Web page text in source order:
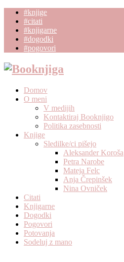
#knjige
#citati
#knjigarne
#dogodki
#pogovori
Domov
O meni
V medijih
Kontaktiraj Booknjigo
Politika zasebnosti
Knjige
Sledilke/ci pišejo
Aleksander Koroša
Petra Narobe
Mateja Felc
Anja Črepinšek
Nina Ovniček
Citati
Knjigarne
Dogodki
Pogovori
Potovanja
Sodeluj z mano